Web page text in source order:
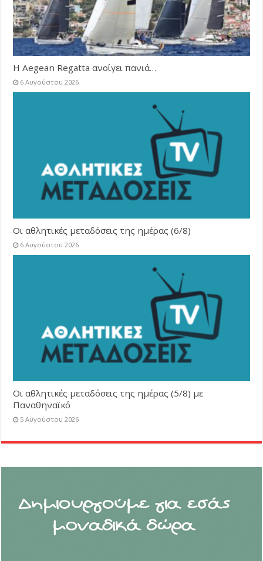
Η Aegean Regatta ανοίγει πανιά…
6 Αυγούστου 2026
Οι αθλητικές μεταδόσεις της ημέρας (6/8)
6 Αυγούστου 2026
Οι αθλητικές μεταδόσεις της ημέρας (5/8) με
Παναθηναϊκό
5 Αυγούστου 2026